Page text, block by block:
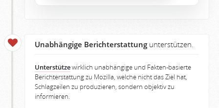
Unabhängige Berichterstattung unterstützen.
Unterstützewirklich unabhängige und Fakten-basierte
Berichterstattung zu Mozilla, welche nicht das Ziel hat,
Schlagzeilen zu produzieren, sondern objektiv zu
informieren.